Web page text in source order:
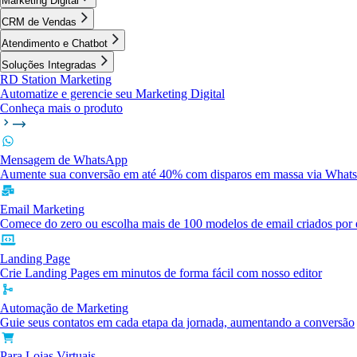
CRM de Vendas
Atendimento e Chatbot
Soluções Integradas
RD Station Marketing
Automatize e gerencie seu Marketing Digital
Conheça mais o produto
Mensagem de WhatsApp
Aumente sua conversão em até 40% com disparos em massa via
Email Marketing
Comece do zero ou escolha mais de 100 modelos de email criados por
Landing Page
Crie Landing Pages em minutos de forma fácil com nosso editor
Automação de Marketing
Guie seus contatos em cada etapa da jornada, aumentando a conversão